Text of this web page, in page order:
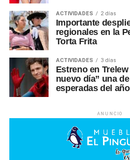
ACTIVIDADES 2 días
Importante
regionales en la
Torta Frita
ACTIVIDADES 3 días
Estreno en
nuevo día” una
esperadas del año
ANUNCIO